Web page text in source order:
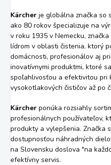
Kärcher je globálna značka so
ako 80 rokov špecializuje na
v roku 1935 v Nemecku, značka
lídrom v oblasti čistenia, ktorý
domácnosti, profesionálov aj
inovatívnymi produktmi, ktoré
spoľahlivosťou a efektivitou pri
vysokotlakových čističov až po
Kärcher ponúka rozsiahly
profesionálnych používateľov,
produkty a vylepšenia. Značka
dostupnosťou náhradných
na Slovensku doslova "na
efektívny servis.